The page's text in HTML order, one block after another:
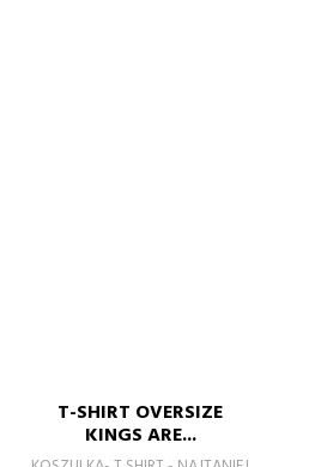
T-SHIRT OVERSIZE
KINGS ARE...